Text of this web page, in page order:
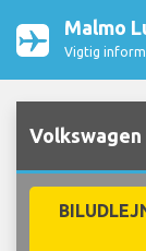
Malmo
Vigtig